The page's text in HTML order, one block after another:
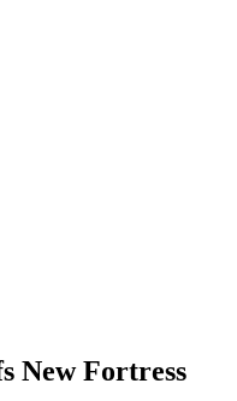
New Fortress